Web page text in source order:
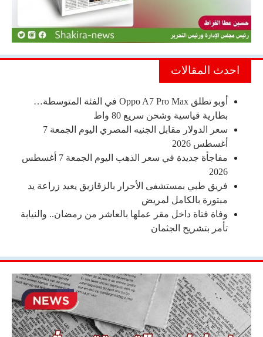
احدث المقالات
أوبو تطلق Oppo A7 Pro Max في الفئة المتوسطة…
بطارية قياسية وشحن سريع 80 واط
سعر الدولار مقابل الجنيه المصري اليوم الجمعة 7
أغسطس 2026
مفاجأة جديدة في سعر الذهب اليوم الجمعة 7 أغسطس
2026
فريق طبي بمستشفى الأحرار بالزقازيق يعيد زراعة يد
مبتورة بالكامل لمريض
وفاة فتاة داخل مقر عملها بالعاشر من رمضان.. والنيابة
تأمر بتشريح الجثمان